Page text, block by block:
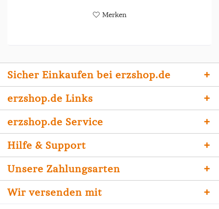
Merken
Sicher Einkaufen bei erzshop.de
erzshop.de Links
erzshop.de Service
Hilfe & Support
Unsere Zahlungsarten
Wir versenden mit